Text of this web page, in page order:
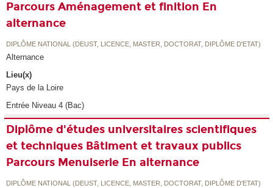
Parcours Aménagement et finition En
alternance
DIPLÔME NATIONAL (DEUST, LICENCE, MASTER, DOCTORAT, DIPLÔME D'ETAT)
Alternance
Lieu(x)
Pays de la Loire
Entrée Niveau 4 (Bac)
Diplôme d'études universitaires scientifiques
et techniques Bâtiment et travaux publics
Parcours Menuiserie En alternance
DIPLÔME NATIONAL (DEUST, LICENCE, MASTER, DOCTORAT, DIPLÔME D'ETAT)